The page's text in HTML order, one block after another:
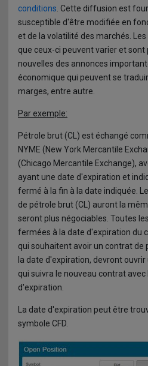
conditions . Cette diffusion est
susceptible d'être modifiée en
et de la volatilité des marchés.
que ceux-ci peuvent varier et sont
nouvelles des annonces
économique qui peuvent se
marges, entre autre.
Par exemple:
Pétrole brut (CL) est échangé
NYME (New York Mercantile
(Chicago Mercantile Exchange),
ayant une date d'expiration et
fermé à la fin à la date indiquée.
de pétrole brut (CL) auront la
seront plus négociables. Toutes
fermées à la date d'expiration du
qui souhaitent avoir un contrat de
la date d'expiration, devront
qui suivra le nouveau contrat avec
d'expiration.
La date d'expiration peut être
symbole CFD.